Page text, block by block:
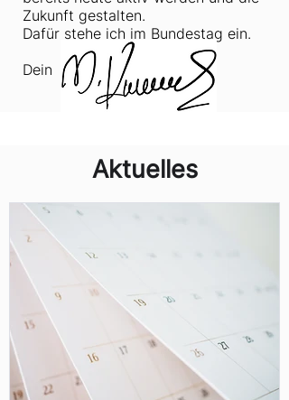
Zukunft gestalten.
Dafür stehe ich im Bundestag ein.
Dein
Aktuelles